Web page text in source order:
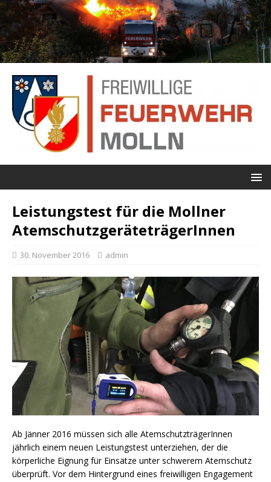
Leistungstest für die Mollner
AtemschutzgeräteträgerInnen
30. November 2016 admin
Ab Jänner 2016 müssen sich alle AtemschutzträgerInnen
jährlich einem neuen Leistungstest unterziehen, der die
körperliche Eignung für Einsätze unter schwerem Atemschutz
überprüft. Vor dem Hintergrund eines freiwilligen Engagement